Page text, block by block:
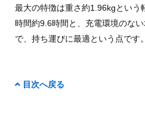
最大の特徴は重さ約1.96kgという
時間約9.6時間と、充電環境のな
で、持ち運びに最適という点です。
目次へ戻る